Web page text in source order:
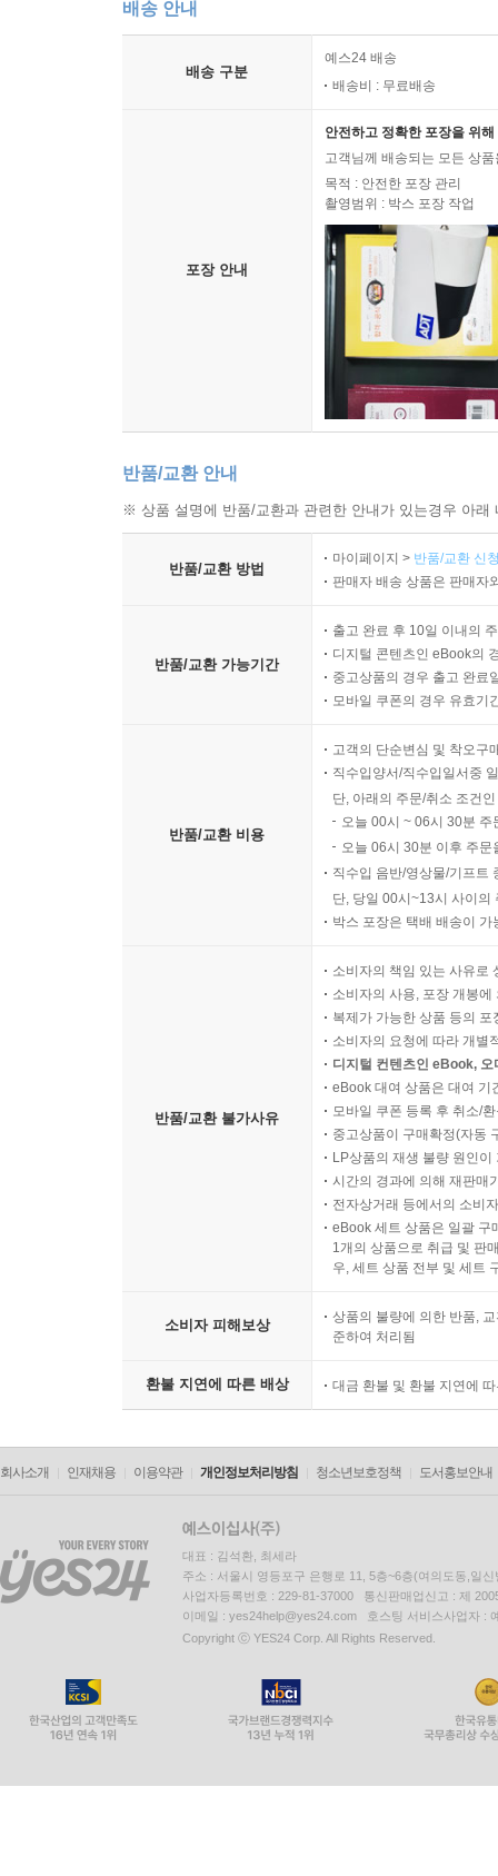
배송 안내
배송 구분
예스24 배송
배송비 : 무료배송
포장 안내
안전하고 정확한 포장을 위
고객님께 배송되는 모든 상
목적 : 안전한 포장 관리
촬영범위 : 박스 포장 작업
반품/교환 안내
※ 상품 설명에 반품/교환과 관련한 안내가 있는경우 아
반품/교환 방법
마이페이지 > 반품/교환 신
판매자 배송 상품은 판매자
반품/교환 가능기간
출고 완료 후 10일 이내의
디지털 콘텐츠인 eBook의
중고상품의 경우 출고 완료
모바일 쿠폰의 경우 유효기
반품/교환 비용
고객의 단순변심 및 착오구
직수입양서/직수입일서중
단, 아래의 주문/취소 조건
오늘 00시 ~ 06시 30분
오늘 06시 30분 이후 주
직수입 음반/영상물/기프트
단, 당일 00시~13시 사이의
박스 포장은 택배 배송이
반품/교환 불가사유
소비자의 책임 있는 사유로
소비자의 사용, 포장 개봉
복제가 가능한 상품 등의
소비자의 요청에 따라 개별
디지털 컨텐츠인 eBook,
eBook 대여 상품은 대여 기
모바일 쿠폰 등록 후 취소/
중고상품이 구매확정(자동
LP상품의 재생 불량 원인
시간의 경과에 의해 재판매
전자상거래 등에서의 소비
eBook 세트 상품은 일괄 구
1개의 상품으로 취급 및 판
우, 세트 상품 전부 및 세트
소비자 피해보상
상품의 불량에 의한 반품,
준하여 처리됨
환불 지연에 따른 배상 대금 환불 및 환불 지연에
회사소개 인재채용 이용약관 개인정보처리방침 청소년보호정책 도서홍보안내
대표 : 김석환, 최세라
주소 : 서울시 영등포구 은행로 11, 5층~6층(여의도동,일신
사업자등록번호 : 229-81-37000 통신판매업신고 : 제
이메일 : yes24help@yes24.com 호스팅 서비스사업자 :
Copyright ⓒ YES24 Corp. All Rights Reserved.